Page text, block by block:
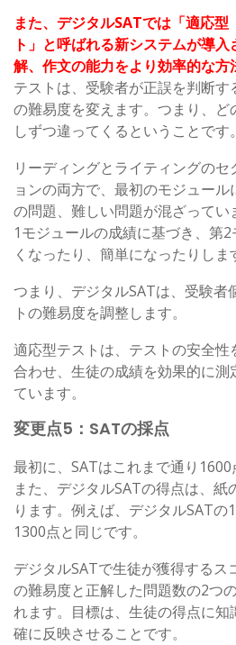
また、デジタルSATでは「適応
ト」と呼ばれる新システムが導
解、作文の能力をより効率的な方
テストは、受験者が正誤を判断
の難易度を変えます。つまり、
しずつ違ってくるということです。
リーディングとライティングの
ョンの両方で、最初のモジュー
の問題、難しい問題が混ざって
1モジュールの成績に基づき、第
くなったり、簡単になったりしま
つまり、デジタルSATは、受験者
トの難易度を調整します。
適応型テストは、テストの安全
合わせ、生徒の成績を効果的に
ています。
変更点5：SATの採点
最初に、SATはこれまで通り1600
また、デジタルSATの得点は、紙
ります。例えば、デジタルSAT
1300点と同じです。
デジタルSATで生徒が獲得するス
の難易度と正解した問題数の2つ
れます。目標は、生徒の得点に
確に反映させることです。